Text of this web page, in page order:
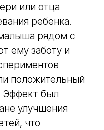
или отца
ребенка.
рядом с
ему заботу и
положительный
Эффект был
улучшения
что